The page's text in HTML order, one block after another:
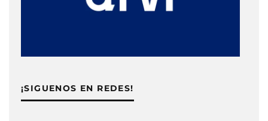
¡SIGUENOS EN REDES!